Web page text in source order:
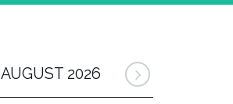
AUGUST 2026